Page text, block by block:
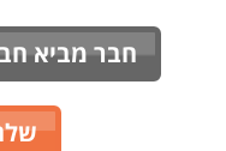
חבר מביא